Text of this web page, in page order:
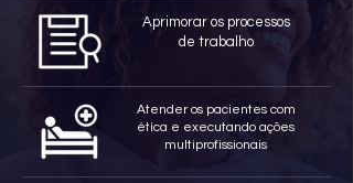
Aprimorar os processos
de trabalho
Atender os pacientes com
ética e executando ações
multiprofissionais